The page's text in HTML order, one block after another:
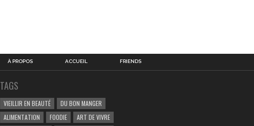
À PROPOS ACCUEIL FRIENDS
TAGS
VIEILLIR EN BEAUTÉ
DU BON MANGER
ALIMENTATION
FOODIE
ART DE VIVRE